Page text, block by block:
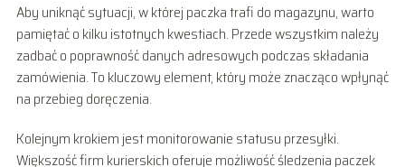
Aby uniknąć sytuacji, w której paczka trafi do magazynu, warto
pamiętać o kilku istotnych kwestiach. Przede wszystkim należy
zadbać o poprawność danych adresowych podczas składania
zamówienia. To kluczowy element, który może znacząco wpłynąć
na przebieg doręczenia.
Kolejnym krokiem jest monitorowanie statusu przesyłki.
Większość firm kurierskich oferuje możliwość śledzenia paczek